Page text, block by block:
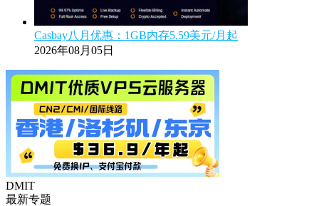
Casbay八月优惠：1GB内存5.59美元/月起
2026年08月05日
DMIT
最新专题